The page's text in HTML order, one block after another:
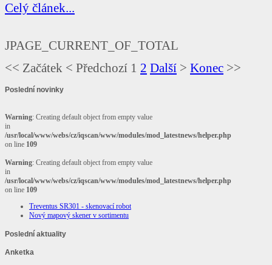
Celý článek...
JPAGE_CURRENT_OF_TOTAL
<< Začátek < Předchozí 1 2 Další > Konec >>
Poslední novinky
Warning: Creating default object from empty value
in
/usr/local/www/webs/cz/iqscan/www/modules/mod_latestnews/helper.php
on line 109
Warning: Creating default object from empty value
in
/usr/local/www/webs/cz/iqscan/www/modules/mod_latestnews/helper.php
on line 109
Treventus SR301 - skenovací robot
Nový mapový skener v sortimentu
Poslední aktuality
Anketka